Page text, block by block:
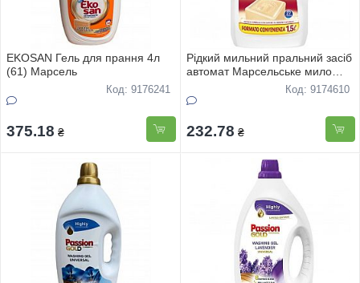
EKOSAN Гель для прання 4л
(61) Марсель
Код: 9176241
375.18 ₴
Рідкий мильний пральний засіб
автомат Марсельське мило
ChanteClair 1.5 л. 27 прань
Код: 9174610
232.78 ₴